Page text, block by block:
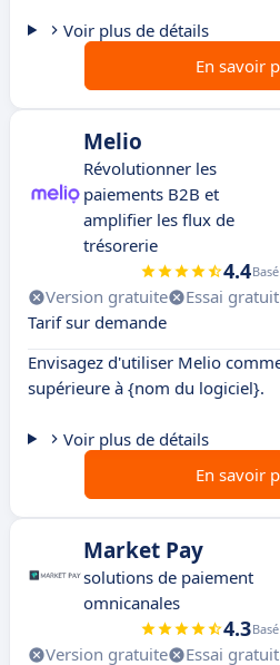
Voir plus de détails
En savoir
Melio
Révolutionner les
paiements B2B et
amplifier les flux de
trésorerie
4.4
Version gratuite Essai gratuit
Tarif sur demande
Envisagez d'utiliser Melio
supérieure à {nom du logiciel}.
Voir plus de détails
En savoir
Market Pay
solutions de paiement
omnicanales
4.3
Version gratuite Essai gratuit